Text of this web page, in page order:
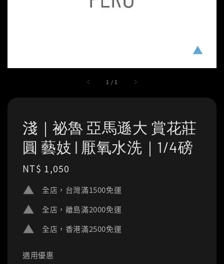
1 / 1
淺｜祕魯 亞馬遜大 賞花莊
圓 藝妓 | 厭氧水洗｜1/4磅
Regular
NT$ 1,050
全店，台灣滿1500免運
全店，離島滿2000免運
全店，香港滿2500免運
適用優惠